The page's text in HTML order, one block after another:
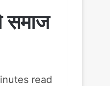
समाज
read